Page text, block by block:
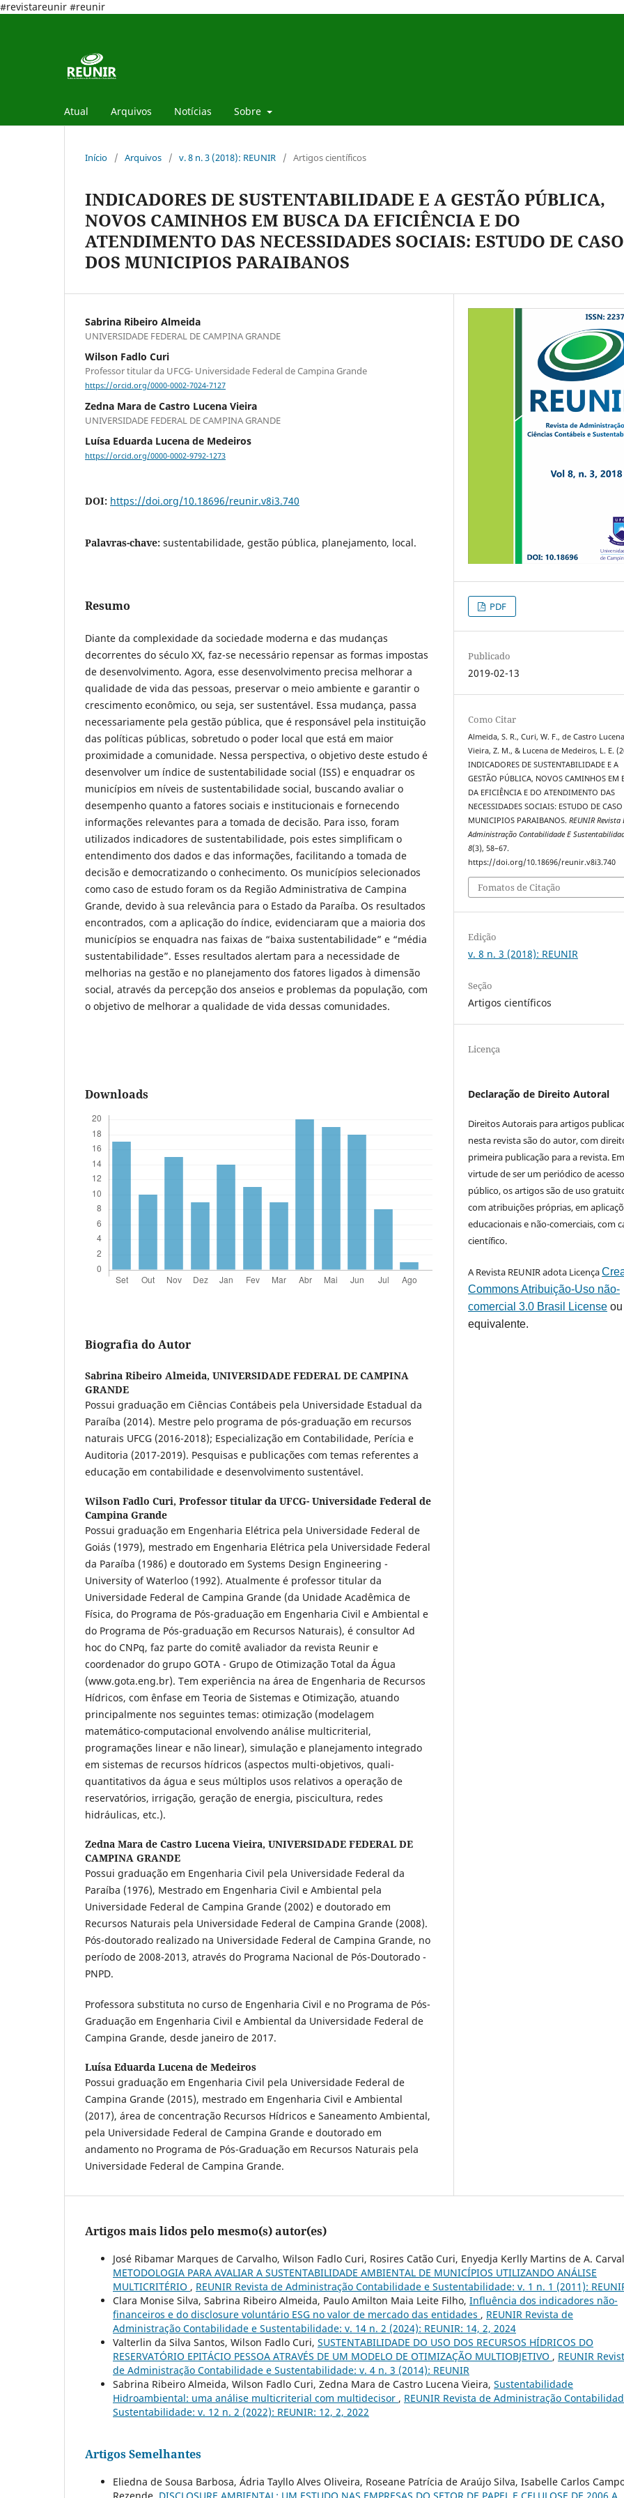
#revistareunir #reunir
Atual Arquivos Notícias Sobre
Início / Arquivos / v. 8 n. 3 (2018): REUNIR / Artigos científicos
INDICADORES DE SUSTENTABILIDADE E A GESTÃO PÚBLICA,
NOVOS CAMINHOS EM BUSCA DA EFICIÊNCIA E DO
ATENDIMENTO DAS NECESSIDADES SOCIAIS: ESTUDO DE CASO
DOS MUNICIPIOS PARAIBANOS
Sabrina Ribeiro Almeida
UNIVERSIDADE FEDERAL DE CAMPINA GRANDE
Wilson Fadlo Curi
Professor titular da UFCG- Universidade Federal de Campina Grande
https://orcid.org/0000-0002-7024-7127
Zedna Mara de Castro Lucena Vieira
UNIVERSIDADE FEDERAL DE CAMPINA GRANDE
Luísa Eduarda Lucena de Medeiros
https://orcid.org/0000-0002-9792-1273
DOI: https://doi.org/10.18696/reunir.v8i3.740
Palavras-chave: sustentabilidade, gestão pública, planejamento, local.
Resumo
Diante da complexidade da sociedade moderna e das mudanças
decorrentes do século XX, faz-se necessário repensar as formas impostas
de desenvolvimento. Agora, esse desenvolvimento precisa melhorar a
qualidade de vida das pessoas, preservar o meio ambiente e garantir o
crescimento econômico, ou seja, ser sustentável. Essa mudança, passa
necessariamente pela gestão pública, que é responsável pela instituição
das políticas públicas, sobretudo o poder local que está em maior
proximidade a comunidade. Nessa perspectiva, o objetivo deste estudo é
desenvolver um índice de sustentabilidade social (ISS) e enquadrar os
municípios em níveis de sustentabilidade social, buscando avaliar o
desempenho quanto a fatores sociais e institucionais e fornecendo
informações relevantes para a tomada de decisão. Para isso, foram
utilizados indicadores de sustentabilidade, pois estes simplificam o
entendimento dos dados e das informações, facilitando a tomada de
decisão e democratizando o conhecimento. Os municípios selecionados
como caso de estudo foram os da Região Administrativa de Campina
Grande, devido à sua relevância para o Estado da Paraíba. Os resultados
encontrados, com a aplicação do índice, evidenciaram que a maioria dos
municípios se enquadra nas faixas de “baixa sustentabilidade” e “média
sustentabilidade”. Esses resultados alertam para a necessidade de
melhorias na gestão e no planejamento dos fatores ligados à dimensão
social, através da percepção dos anseios e problemas da população, com
o objetivo de melhorar a qualidade de vida dessas comunidades.
Downloads
Biografia do Autor
Sabrina Ribeiro Almeida, UNIVERSIDADE FEDERAL DE CAMPINA
GRANDE
Possui graduação em Ciências Contábeis pela Universidade Estadual da
Paraíba (2014). Mestre pelo programa de pós-graduação em recursos
naturais UFCG (2016-2018); Especialização em Contabilidade, Perícia e
Auditoria (2017-2019). Pesquisas e publicações com temas referentes a
educação em contabilidade e desenvolvimento sustentável.
Wilson Fadlo Curi, Professor titular da UFCG- Universidade Federal de
Campina Grande
Possui graduação em Engenharia Elétrica pela Universidade Federal de
Goiás (1979), mestrado em Engenharia Elétrica pela Universidade Federal
da Paraíba (1986) e doutorado em Systems Design Engineering -
University of Waterloo (1992). Atualmente é professor titular da
Universidade Federal de Campina Grande (da Unidade Acadêmica de
Física, do Programa de Pós-graduação em Engenharia Civil e Ambiental e
do Programa de Pós-graduação em Recursos Naturais), é consultor Ad
hoc do CNPq, faz parte do comitê avaliador da revista Reunir e
coordenador do grupo GOTA - Grupo de Otimização Total da Água
(www.gota.eng.br). Tem experiência na área de Engenharia de Recursos
Hídricos, com ênfase em Teoria de Sistemas e Otimização, atuando
principalmente nos seguintes temas: otimização (modelagem
matemático-computacional envolvendo análise multicriterial,
programações linear e não linear), simulação e planejamento integrado
em sistemas de recursos hídricos (aspectos multi-objetivos, quali-
quantitativos da água e seus múltiplos usos relativos a operação de
reservatórios, irrigação, geração de energia, piscicultura, redes
hidráulicas, etc.).
Zedna Mara de Castro Lucena Vieira, UNIVERSIDADE FEDERAL DE
CAMPINA GRANDE
Possui graduação em Engenharia Civil pela Universidade Federal da
Paraíba (1976), Mestrado em Engenharia Civil e Ambiental pela
Universidade Federal de Campina Grande (2002) e doutorado em
Recursos Naturais pela Universidade Federal de Campina Grande (2008).
Pós-doutorado realizado na Universidade Federal de Campina Grande, no
período de 2008-2013, através do Programa Nacional de Pós-Doutorado -
PNPD.
Professora substituta no curso de Engenharia Civil e no Programa de Pós-
Graduação em Engenharia Civil e Ambiental da Universidade Federal de
Campina Grande, desde janeiro de 2017.
Luísa Eduarda Lucena de Medeiros
Possui graduação em Engenharia Civil pela Universidade Federal de
Campina Grande (2015), mestrado em Engenharia Civil e Ambiental
(2017), área de concentração Recursos Hídricos e Saneamento Ambiental,
pela Universidade Federal de Campina Grande e doutorado em
andamento no Programa de Pós-Graduação em Recursos Naturais pela
Universidade Federal de Campina Grande.
PDF
Publicado
2019-02-13
Como Citar
Almeida, S. R., Curi, W. F., de Castro Lucena
Vieira, Z. M., & Lucena de Medeiros, L. E.
INDICADORES DE SUSTENTABILIDADE E A
GESTÃO PÚBLICA, NOVOS CAMINHOS EM
DA EFICIÊNCIA E DO ATENDIMENTO DAS
NECESSIDADES SOCIAIS: ESTUDO DE
MUNICIPIOS PARAIBANOS.REUNIR Revista
Administração Contabilidade E
8(3), 58–67.
https://doi.org/10.18696/reunir.v8i3.740
Fomatos de Citação
Edição
v. 8 n. 3 (2018): REUNIR
Seção
Artigos científicos
Licença
Declaração de Direito Autoral
Direitos Autorais para artigos
nesta revista são do autor, com
primeira publicação para a revista. Em
virtude de ser um periódico de acesso
público, os artigos são de uso
com atribuições próprias, em
educacionais e não-comerciais, com
científico.
A Revista REUNIR adota Licença
Commons Atribuição-Uso não-
comercial 3.0 Brasil License
equivalente.
Artigos mais lidos pelo mesmo(s) autor(es)
José Ribamar Marques de Carvalho, Wilson Fadlo Curi, Rosires Catão Curi, Enyedja Kerlly Martins de A.
METODOLOGIA PARA AVALIAR A SUSTENTABILIDADE AMBIENTAL DE MUNICÍPIOS UTILIZANDO ANÁLISE
MULTICRITÉRIO , REUNIR Revista de Administração Contabilidade e Sustentabilidade: v. 1 n. 1 (2011):
Clara Monise Silva, Sabrina Ribeiro Almeida, Paulo Amilton Maia Leite Filho, Influência dos indicadores não-
financeiros e do disclosure voluntário ESG no valor de mercado das entidades , REUNIR Revista de
Administração Contabilidade e Sustentabilidade: v. 14 n. 2 (2024): REUNIR: 14, 2, 2024
Valterlin da Silva Santos, Wilson Fadlo Curi, SUSTENTABILIDADE DO USO DOS RECURSOS HÍDRICOS DO
RESERVATÓRIO EPITÁCIO PESSOA ATRAVÉS DE UM MODELO DE OTIMIZAÇÃO MULTIOBJETIVO , REUNIR
de Administração Contabilidade e Sustentabilidade: v. 4 n. 3 (2014): REUNIR
Sabrina Ribeiro Almeida, Wilson Fadlo Curi, Zedna Mara de Castro Lucena Vieira, Sustentabilidade
Hidroambiental: uma análise multicriterial com multidecisor , REUNIR Revista de Administração
Sustentabilidade: v. 12 n. 2 (2022): REUNIR: 12, 2, 2022
Artigos Semelhantes
Eliedna de Sousa Barbosa, Ádria Tayllo Alves Oliveira, Roseane Patrícia de Araújo Silva, Isabelle Carlos